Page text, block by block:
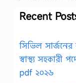
Recent
সিভিল
স্বাস্থ্য সহকারী
pdf ২০২৬